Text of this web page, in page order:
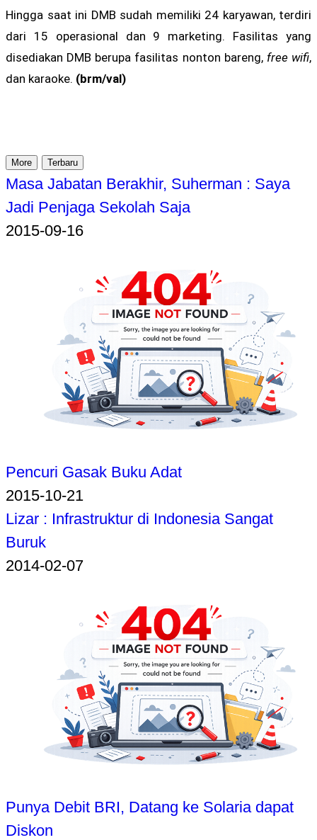
Hingga saat ini DMB sudah memiliki 24 karyawan, terdiri
dari 15 operasional dan 9 marketing. Fasilitas yang
disediakan DMB berupa fasilitas nonton bareng, free wifi,
dan karaoke. (brm/val)
More Terbaru
Masa Jabatan Berakhir, Suherman : Saya
Jadi Penjaga Sekolah Saja
2015-09-16
Pencuri Gasak Buku Adat
2015-10-21
Lizar : Infrastruktur di Indonesia Sangat
Buruk
2014-02-07
Punya Debit BRI, Datang ke Solaria dapat
Diskon